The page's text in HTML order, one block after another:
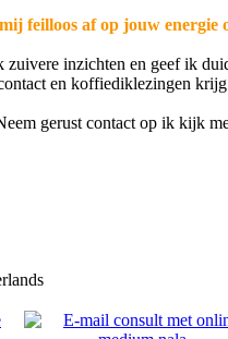
feilloos af op jouw energie
inzichten en geef ik
en koffiediklezingen
gerust contact op ik kijk